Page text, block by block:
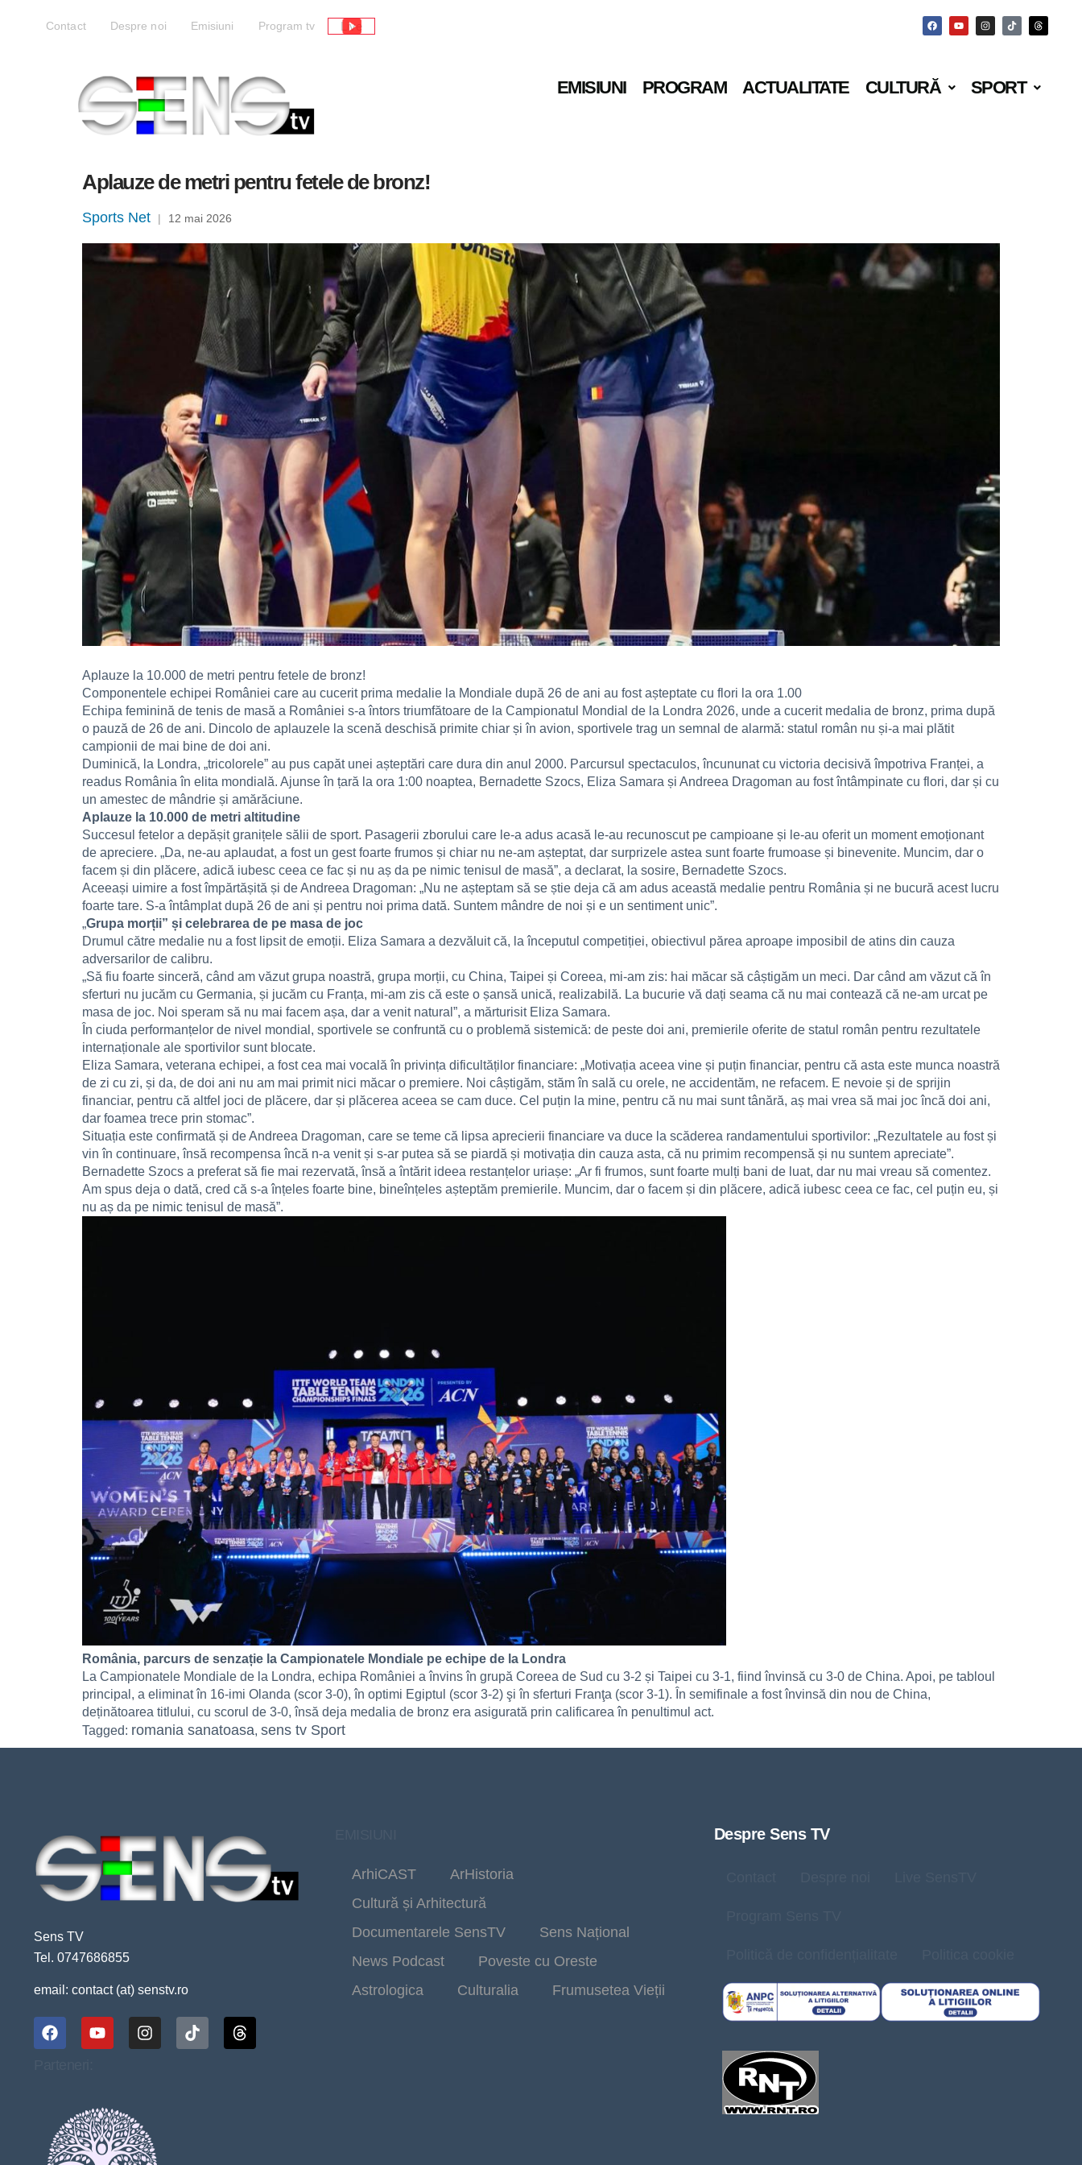
Contact Despre noi Emisiuni Program tv Live
EMISIUNI PROGRAM ACTUALITATE CULTURĂ SPORT
Aplauze de metri pentru fetele de bronz!
Sports Net | 12 mai 2026
Aplauze la 10.000 de metri pentru fetele de bronz!
Componentele echipei României care au cucerit prima medalie la Mondiale după 26 de ani au fost așteptate cu flori la ora 1.00
Echipa feminină de tenis de masă a României s-a întors triumfătoare de la Campionatul Mondial de la Londra 2026, unde a cucerit medalia de bronz, prima după
o pauză de 26 de ani. Dincolo de aplauzele la scenă deschisă primite chiar și în avion, sportivele trag un semnal de alarmă: statul român nu și-a mai plătit
campionii de mai bine de doi ani.
Duminică, la Londra, „tricolorele” au pus capăt unei așteptări care dura din anul 2000. Parcursul spectaculos, încununat cu victoria decisivă împotriva Franței, a
readus România în elita mondială. Ajunse în țară la ora 1:00 noaptea, Bernadette Szocs, Eliza Samara și Andreea Dragoman au fost întâmpinate cu flori, dar și cu
un amestec de mândrie și amărăciune.
Aplauze la 10.000 de metri altitudine
Succesul fetelor a depășit granițele sălii de sport. Pasagerii zborului care le-a adus acasă le-au recunoscut pe campioane și le-au oferit un moment emoționant
de apreciere. „Da, ne-au aplaudat, a fost un gest foarte frumos și chiar nu ne-am așteptat, dar surprizele astea sunt foarte frumoase și binevenite. Muncim, dar o
facem și din plăcere, adică iubesc ceea ce fac și nu aș da pe nimic tenisul de masă”, a declarat, la sosire, Bernadette Szocs.
Aceeași uimire a fost împărtășită și de Andreea Dragoman: „Nu ne așteptam să se știe deja că am adus această medalie pentru România și ne bucură acest lucru
foarte tare. S-a întâmplat după 26 de ani și pentru noi prima dată. Suntem mândre de noi și e un sentiment unic”.
„Grupa morții” și celebrarea de pe masa de joc
Drumul către medalie nu a fost lipsit de emoții. Eliza Samara a dezvăluit că, la începutul competiției, obiectivul părea aproape imposibil de atins din cauza
adversarilor de calibru.
„Să fiu foarte sinceră, când am văzut grupa noastră, grupa morții, cu China, Taipei și Coreea, mi-am zis: hai măcar să câștigăm un meci. Dar când am văzut că în
sferturi nu jucăm cu Germania, și jucăm cu Franța, mi-am zis că este o șansă unică, realizabilă. La bucurie vă dați seama că nu mai contează că ne-am urcat pe
masa de joc. Noi speram să nu mai facem așa, dar a venit natural”, a mărturisit Eliza Samara.
În ciuda performanțelor de nivel mondial, sportivele se confruntă cu o problemă sistemică: de peste doi ani, premierile oferite de statul român pentru rezultatele
internaționale ale sportivilor sunt blocate.
Eliza Samara, veterana echipei, a fost cea mai vocală în privința dificultăților financiare: „Motivația aceea vine și puțin financiar, pentru că asta este munca noastră
de zi cu zi, și da, de doi ani nu am mai primit nici măcar o premiere. Noi câștigăm, stăm în sală cu orele, ne accidentăm, ne refacem. E nevoie și de sprijin
financiar, pentru că altfel joci de plăcere, dar și plăcerea aceea se cam duce. Cel puțin la mine, pentru că nu mai sunt tânără, aș mai vrea să mai joc încă doi ani,
dar foamea trece prin stomac”.
Situația este confirmată și de Andreea Dragoman, care se teme că lipsa aprecierii financiare va duce la scăderea randamentului sportivilor: „Rezultatele au fost și
vin în continuare, însă recompensa încă n-a venit și s-ar putea să se piardă și motivația din cauza asta, că nu primim recompensă și nu suntem apreciate”.
Bernadette Szocs a preferat să fie mai rezervată, însă a întărit ideea restanțelor uriașe: „Ar fi frumos, sunt foarte mulți bani de luat, dar nu mai vreau să comentez.
Am spus deja o dată, cred că s-a înțeles foarte bine, bineînțeles așteptăm premierile. Muncim, dar o facem și din plăcere, adică iubesc ceea ce fac, cel puțin eu, și
nu aș da pe nimic tenisul de masă”.
România, parcurs de senzație la Campionatele Mondiale pe echipe de la Londra
La Campionatele Mondiale de la Londra, echipa României a învins în grupă Coreea de Sud cu 3-2 și Taipei cu 3-1, fiind învinsă cu 3-0 de China. Apoi, pe tabloul
principal, a eliminat în 16-imi Olanda (scor 3-0), în optimi Egiptul (scor 3-2) şi în sferturi Franţa (scor 3-1). În semifinale a fost învinsă din nou de China,
deținătoarea titlului, cu scorul de 3-0, însă deja medalia de bronz era asigurată prin calificarea în penultimul act.
Tagged: romania sanatoasa, sens tv Sport
Sens TV
Tel. 0747686855
email: contact (at) senstv.ro
ArhiCAST
ArHistoria
Cultură și Arhitectură
Documentarele SensTV
Sens Național
News Podcast
Poveste cu Oreste
Astrologica
Culturalia Frumusetea Vieții
Despre Sens TV